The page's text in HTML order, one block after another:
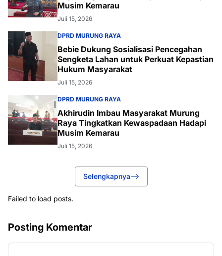
Musim Kemarau
Juli 15, 2026
DPRD MURUNG RAYA
Bebie Dukung Sosialisasi Pencegahan
Sengketa Lahan untuk Perkuat Kepastian
Hukum Masyarakat
Juli 15, 2026
DPRD MURUNG RAYA
Akhirudin Imbau Masyarakat Murung
Raya Tingkatkan Kewaspadaan Hadapi
Musim Kemarau
Juli 15, 2026
Selengkapnya
Failed to load posts.
Posting Komentar